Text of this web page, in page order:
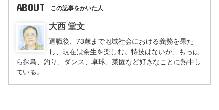
ABOUT この記事をかいた人
大西 堂文
退職後、73歳まで地域社会における義務を果た
し、現在は余生を楽しむ。特技はないが、もっぱ
ら探鳥、釣り、ダンス、卓球、菜園など好きなことに熱中し
ている。